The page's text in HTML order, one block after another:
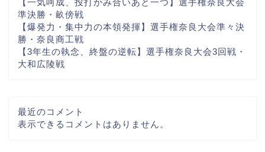
【一気呵成、投打かみ合いあと一つ】選手権奈良大会
準決勝・畝傍戦
【爆発力・集中力の本領発揮】選手権奈良大会準々決
勝・奈良商工戦
【3年生の執念、終盤の逆転】選手権奈良大会3回戦・
大和広陵戦
最近のコメント
表示できるコメントはありません。